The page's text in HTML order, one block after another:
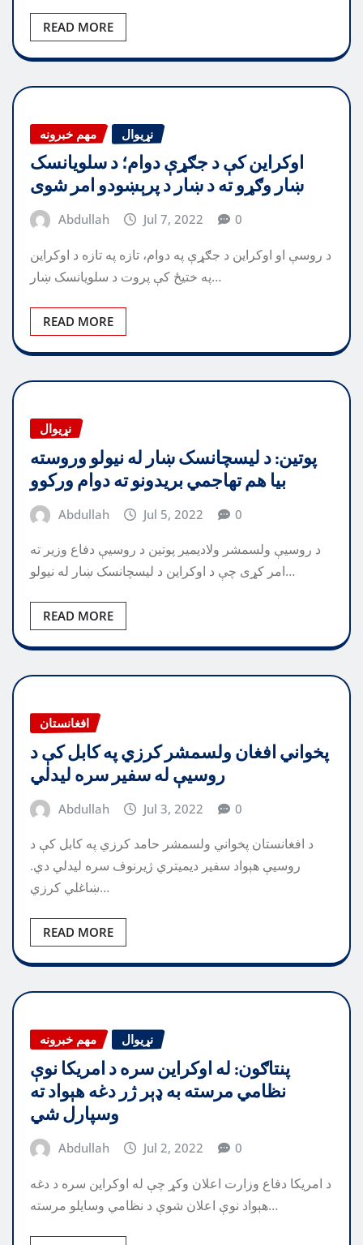
READ MORE
مهم خبرونه نړیوال
اوکراين کې د جګړې دوام؛ د سلويانسک
ښار وګړو ته د ښار د پرېښودو امر شوی
Abdullah Jul 7, 2022 0
د روسې او اوکراين د جګړې په دوام، تازه په تازه د اوکراين
په ختيځ کې پروت د سلويانسک ښار…
READ MORE
نړیوال
پوتين: د ليسچانسک ښار له نيولو وروسته
بيا هم تهاجمي بريدونو ته دوام ورکوو
Abdullah Jul 5, 2022 0
د روسيې ولسمشر ولاديمير پوتين د روسيې دفاع وزیر ته
امر کړی چې د اوکراين د ليسچانسک ښار له نيولو…
READ MORE
افغانستان
پخواني افغان ولسمشر کرزي په کابل کې د
روسيې له سفير سره ليدلي
Abdullah Jul 3, 2022 0
د افغانستان پخواني ولسمشر حامد کرزي په کابل کې د
روسيې هېواد سفير ديميتري ژيرنوف سره ليدلي دي.
ښاغلي کرزي…
READ MORE
مهم خبرونه نړیوال
پنتاګون: له اوکراين سره د امريکا نوې
نظامي مرسته به ډېر ژر دغه هېواد ته
وسپارل شي
Abdullah Jul 2, 2022 0
د امريکا دفاع وزارت اعلان وکړ چې له اوکراين سره د دغه
هېواد نوې اعلان شوې د نظامي وسايلو مرسته…